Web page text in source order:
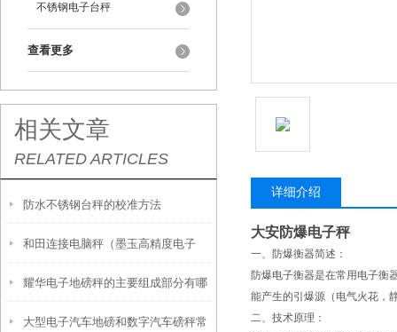
不锈钢电子台秤
查看更多
相关文章
RELATED ARTICLES
防水不锈钢台秤的校准方法
和田连接电脑秤（墨玉高精度电子
称）和硕智能电子秤维修
耀华电子地磅秤的主要组成部分有哪
些？
大型电子汽车地磅和数字汽车磅秤常
详细介绍
大安防爆电子秤
一、防爆衡器简述：
防爆电子衡器是在常用电子衡
能产生的引爆源（电气火花，
二、技术原理：